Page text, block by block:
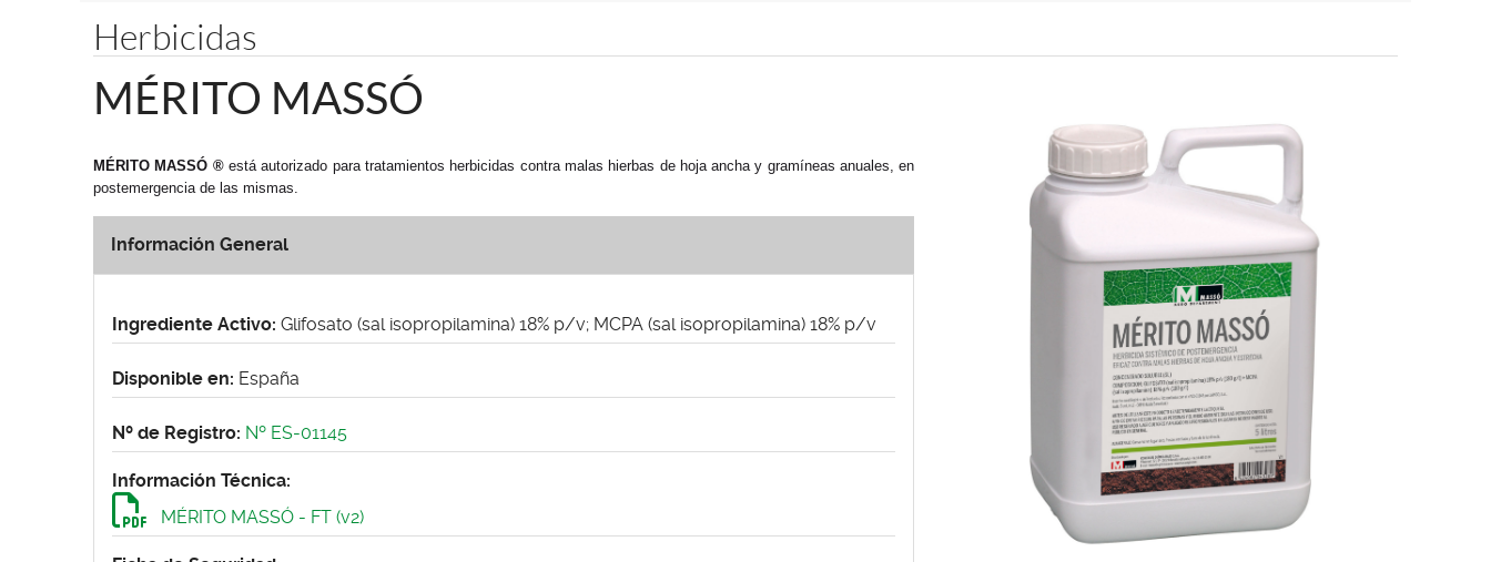
Herbicidas
MÉRITO MASSÓ
MÉRITO MASSÓ ® está autorizado para tratamientos herbicidas contra malas hierbas de hoja ancha y gramíneas anuales, en
postemergencia de las mismas.
Información General
Ingrediente Activo: Glifosato (sal isopropilamina) 18% p/v; MCPA (sal isopropilamina) 18% p/v
Disponible en: España
Nº de Registro: Nº ES-01145
Información Técnica:
MÉRITO MASSÓ - FT (v2)